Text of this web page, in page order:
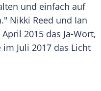
und einfach auf
Nikki Reed und Ian
2015 das Ja-Wort,
Juli 2017 das Licht